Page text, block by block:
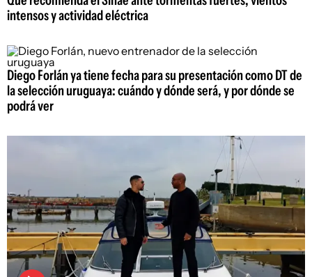
intensos y actividad eléctrica
Diego Forlán ya tiene fecha para su presentación como DT de
la selección uruguaya: cuándo y dónde será, y por dónde se
podrá ver